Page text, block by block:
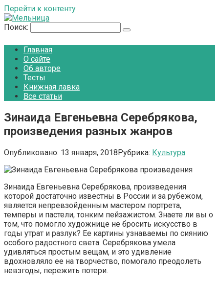
Перейти к контенту
Поиск:
Главная
О сайте
Об авторе
Тесты
Книжная лавка
Все статьи
Зинаида Евгеньевна Серебрякова,
произведения разных жанров
Опубликовано: 13 января, 2018Рубрика: Культура
Зинаида Евгеньевна Серебрякова, произведения
которой достаточно известны в России и за рубежом,
является непревзойденным мастером портрета,
темперы и пастели, тонким пейзажистом. Знаете ли вы о
том, что помогло художнице не бросить искусство в
годы утрат и разлук? Ее картины узнаваемы по сиянию
особого радостного света. Серебрякова умела
удивляться простым вещам, и это удивление
вдохновляло ее на творчество, помогало преодолеть
невзгоды, пережить потери.